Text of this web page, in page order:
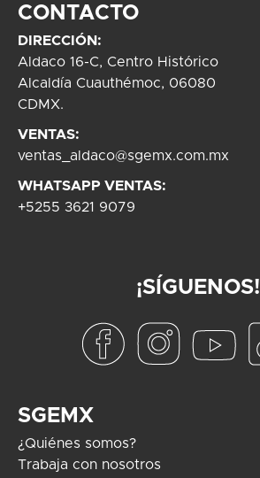
CONTACTO
DIRECCIÓN:
Aldaco 16-C, Centro Histórico
Alcaldía Cuauthémoc, 06080
CDMX.
VENTAS:
ventas_aldaco@sgemx.com.mx
WHATSAPP VENTAS:
+5255 3621 9079
¡SÍGUENOS!
SGEMX
¿Quiénes somos?
Trabaja con nosotros